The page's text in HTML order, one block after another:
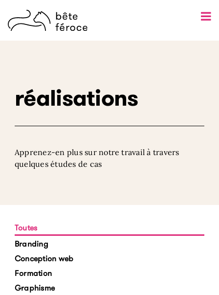
content
réalisations
Apprenez-en plus sur notre travail à travers
quelques études de cas
Toutes
Branding
Conception web
Formation
Graphisme